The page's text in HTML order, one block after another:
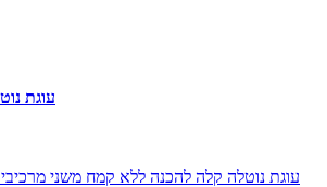
עוגת
עוגת נוטלה קלה להכנה ללא קמח משני